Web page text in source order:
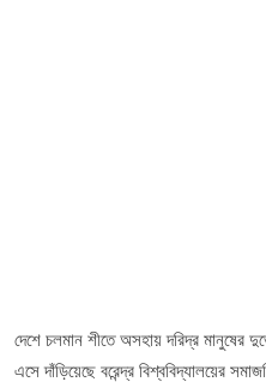
দেশে চলমান শীতে অসহায় দরিদ্র মানুষের
এসে দাঁড়িয়েছে বরেন্দ্র বিশ্ববিদ্যালয়ের